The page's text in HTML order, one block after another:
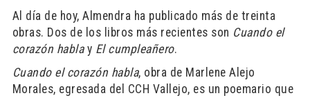
Al día de hoy, Almendra ha publicado más de treinta
obras. Dos de los libros más recientes son Cuando el
corazón hablay El cumpleañero.
Cuando el corazón habla, obra de Marlene Alejo
Morales, egresada del CCH Vallejo, es un poemario que